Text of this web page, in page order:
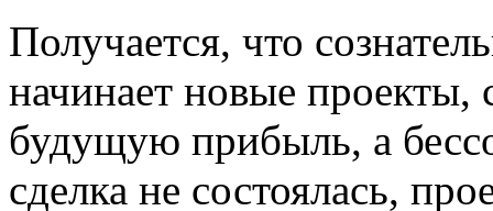
Получается, что
начинает новые проекты,
будущую прибыль, а
сделка не состоялась,